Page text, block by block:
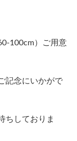
100cm）ご用意
記念にいかがで
ちしておりま